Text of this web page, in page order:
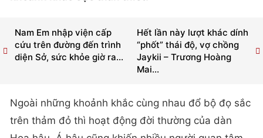
Hết lần này lượt khác dính
“phốt” thái độ, vợ chồng
Jaykii – Trương Hoàng
Mai...
Nam Em nhập viện cấp
cứu trên đường đến trình
diện Sở, sức khỏe giờ ra...
Ngoài những khoảnh khắc cùng nhau đổ bộ đọ sắc
trên thảm đỏ thì hoạt động đời thường của dàn